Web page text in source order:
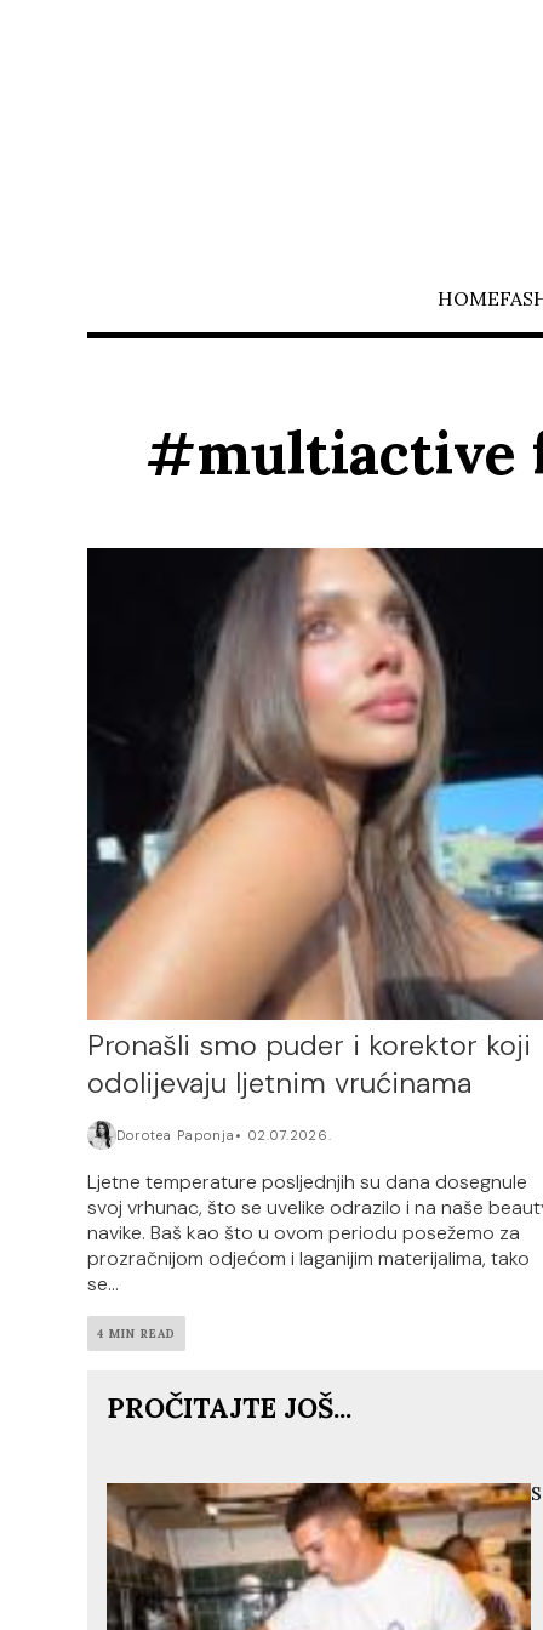
HOME
#multiactive
Pronašli smo puder i korektor koji
odolijevaju ljetnim vrućinama
Dorotea Paponja 02.07.2026.
Ljetne temperature posljednjih su dana dosegnule
svoj vrhunac, što se uvelike odrazilo i na naše
navike. Baš kao što u ovom periodu posežemo za
prozračnijom odjećom i laganijim materijalima, tako
se...
4 MIN READ
PROČITAJTE JOŠ...